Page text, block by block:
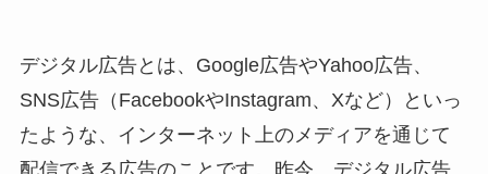
デジタル広告とは、Google広告やYahoo広告、
SNS広告（FacebookやInstagram、Xなど）といっ
たような、インターネット上のメディアを通じて